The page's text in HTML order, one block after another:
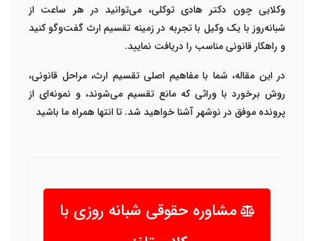
وکلایی چون دکتر هادی توکلی، می‌توانید در هر ساعت از
شبانه‌روز با یکوکیل با تجربه در زمینه تقسیم ارث گفت‌وگو کنید
و راهکار قانونی مناسب را دریافت نمایید.
در این مقاله، شما با مفاهیم اصلی تقسیم ارث، مراحل قانونی،
روش برخورد با وراثی که مانع تقسیم می‌شوند، و نمونه‌ای از
پرونده موفق در نوشهر آشنا خواهید شد. تا انتها همراه ما باشید
مشاوره حقوقی شبانه روزی با